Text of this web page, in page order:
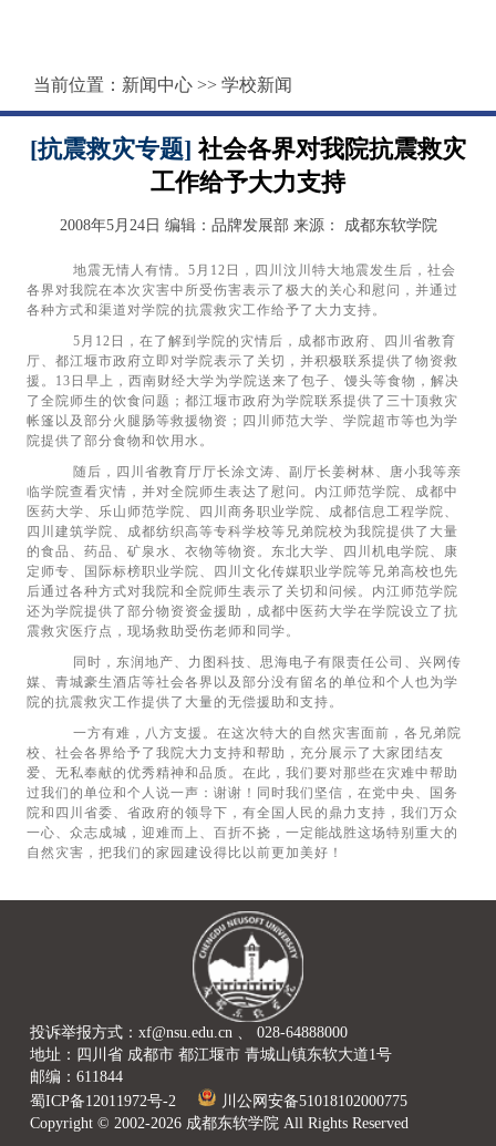
当前位置： 新闻中心 >> 学校新闻
[抗震救灾专题] 社会各界对我院抗震救灾
工作给予大力支持
2008年5月24日 编辑：品牌发展部 来源： 成都东软学院
地震无情人有情。5 月 12 日，四川汶川特大地震发生后，社会
各界对我院在本次灾害中所受伤害表示了极大的关心和慰问，并通过
各种方式和渠道对学院的抗震救灾工作给予了大力支持。
5 月 12 日，在了解到学院的灾情后，成都市政府、四川省教育
厅、都江堰市政府立即对学院表示了关切，并积极联系提供了物资救
援。 13 日早上，西南财经大学为学院送来了包子、馒头等食物，解决
了全院师生的饮食问题；都江堰市政府为学院联系提供了三十顶救灾
帐篷以及部分火腿肠等救援物资；四川师范大学、学院超市等也为学
院提供了部分食物和饮用水。
随后，四川省教育厅厅长涂文涛、副厅长姜树林、唐小我等亲
临学院查看灾情，并对全院师生表达了慰问。内江师范学院、成都中
医药大学、乐山师范学院、四川商务职业学院、成都信息工程学院、
四川建筑学院、成都纺织高等专科学校等兄弟院校为我院提供了大量
的食品、药品、矿泉水、衣物等物资。东北大学、四川机电学院、康
定师专、国际标榜职业学院、四川文化传媒职业学院等兄弟高校也先
后通过各种方式对我院和全院师生表示了关切和问候。内江师范学院
还为学院提供了部分物资资金援助，成都中医药大学在学院设立了抗
震救灾医疗点，现场救助受伤老师和同学。
同时，东润地产、力图科技、思海电子有限责任公司、兴网传
媒、青城豪生酒店等社会各界以及部分没有留名的单位和个人也为学
院的抗震救灾工作提供了大量的无偿援助和支持。
一方有难，八方支援。在这次特大的自然灾害面前，各兄弟院
校、社会各界给予了我院大力支持和帮助，充分展示了大家团结友
爱、无私奉献的优秀精神和品质。在此，我们要对那些在灾难中帮助
过我们的单位和个人说一声：谢谢！同时我们坚信，在党中央、国务
院和四川省委、省政府的领导下，有全国人民的鼎力支持，我们万众
一心、众志成城，迎难而上、百折不挠，一定能战胜这场特别重大的
自然灾害，把我们的家园建设得比以前更加美好！
投诉举报方式：xf@nsu.edu.cn 、 028-64888000
地址：四川省 成都市 都江堰市 青城山镇东软大道1号
邮编：611844
蜀ICP备12011972号-2
川公网安备51018102000775
Copyright © 2002-2026 成都东软学院 All Rights Reserved